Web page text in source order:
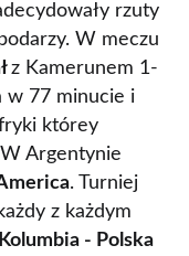
rzuty
W meczu
z Kamerunem 1-
w 77 minucie i
którey
Argentynie
. Turniej
z każdym
Kolumbia - Polska